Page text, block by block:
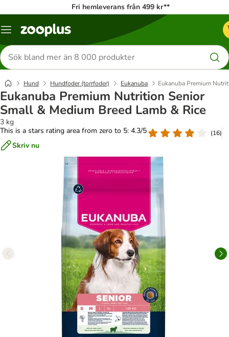
Fri hemleverans från 499 kr**
Katalogmeny
Sök
efter
produkter
Hund Hundfoder (torrfoder) Eukanuba Eukanuba Premium
Eukanuba Premium Nutrition Senior
Small & Medium Breed Lamb & Rice
3 kg
This is a stars rating area from zero to 5: 4.3/5
(16)
Skriv nu